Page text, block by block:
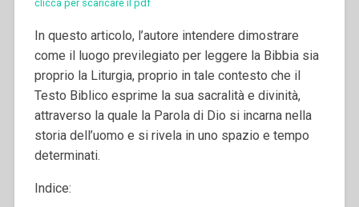
clicca per scaricare il pdf
In questo articolo, l’autore intendere dimostrare
come il luogo previlegiato per leggere la Bibbia sia
proprio la Liturgia, proprio in tale contesto che il
Testo Biblico esprime la sua sacralità e divinità,
attraverso la quale la Parola di Dio si incarna nella
storia dell’uomo e si rivela in uno spazio e tempo
determinati.
Indice: